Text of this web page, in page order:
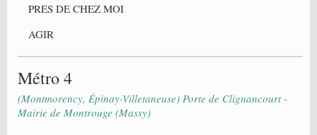
PRES DE CHEZ MOI
AGIR
Métro 4
(Montmorency, Épinay-Villetaneuse) Porte de Clignancourt -
Mairie de Montrouge (Massy)